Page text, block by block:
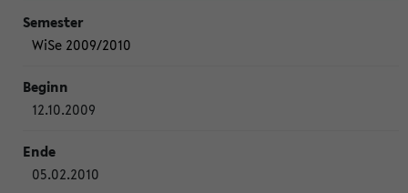
WiSe 2009/2010
12.10.2009
05.02.2010